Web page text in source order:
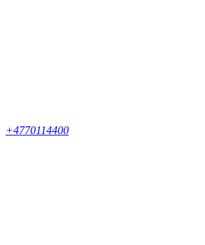
+4770114400